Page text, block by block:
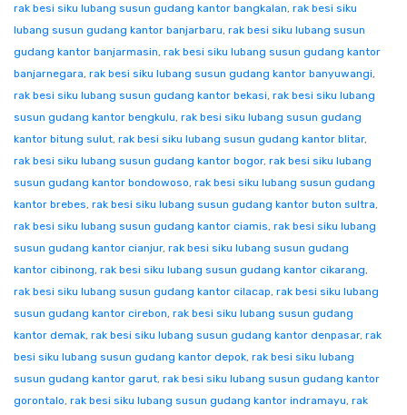
rak besi siku lubang susun gudang kantor bangkalan, rak besi siku
lubang susun gudang kantor banjarbaru, rak besi siku lubang susun
gudang kantor banjarmasin, rak besi siku lubang susun gudang kantor
banjarnegara, rak besi siku lubang susun gudang kantor banyuwangi,
rak besi siku lubang susun gudang kantor bekasi, rak besi siku lubang
susun gudang kantor bengkulu, rak besi siku lubang susun gudang
kantor bitung sulut, rak besi siku lubang susun gudang kantor blitar,
rak besi siku lubang susun gudang kantor bogor, rak besi siku lubang
susun gudang kantor bondowoso, rak besi siku lubang susun gudang
kantor brebes, rak besi siku lubang susun gudang kantor buton sultra,
rak besi siku lubang susun gudang kantor ciamis, rak besi siku lubang
susun gudang kantor cianjur, rak besi siku lubang susun gudang
kantor cibinong, rak besi siku lubang susun gudang kantor cikarang,
rak besi siku lubang susun gudang kantor cilacap, rak besi siku lubang
susun gudang kantor cirebon, rak besi siku lubang susun gudang
kantor demak, rak besi siku lubang susun gudang kantor denpasar, rak
besi siku lubang susun gudang kantor depok, rak besi siku lubang
susun gudang kantor garut, rak besi siku lubang susun gudang kantor
gorontalo, rak besi siku lubang susun gudang kantor indramayu, rak